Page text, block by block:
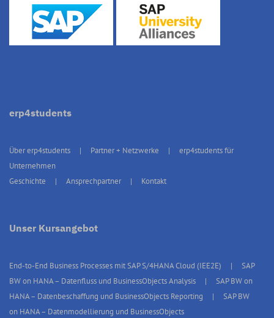
erp4students
Über erp4students Partner + Netzwerke
erp4students für
Unternehmen
Geschichte
Ansprechpartner Kontakt
Unser Kursangebot
End-to-End Business Processes mit SAP S/4HANA Cloud (IEE2E)
SAP
BW on HANA – Datenfluss und BusinessObjects Analysis
SAP BW on
HANA – Datenbeschaffung und BusinessObjects Reporting
SAP BW
on HANA – Datenmodellierung und BusinessObjects